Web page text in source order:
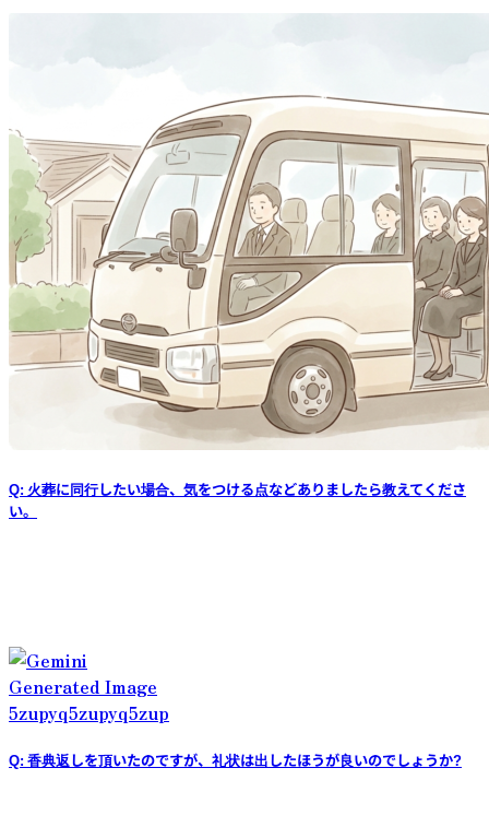
Q: 火葬に同行したい場合、気をつける点などありましたら教えてくださ
い。
Q: 香典返しを頂いたのですが、礼状は出したほうが良いのでしょうか?